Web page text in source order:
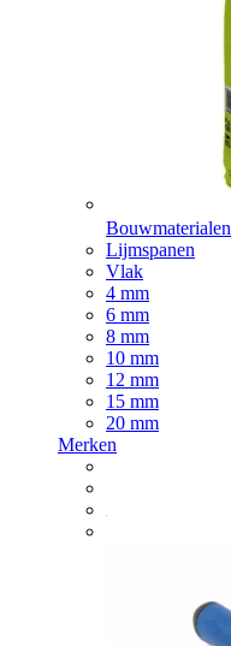
Bouwmaterialen
Lijmspanen
Vlak
4 mm
6 mm
8 mm
10 mm
12 mm
15 mm
20 mm
Merken